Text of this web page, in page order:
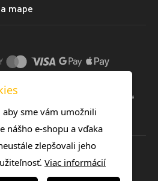
mape
aby sme vám umožnili
nášho e-shopu a vďaka
zlepšovali jeho
Viac informácií